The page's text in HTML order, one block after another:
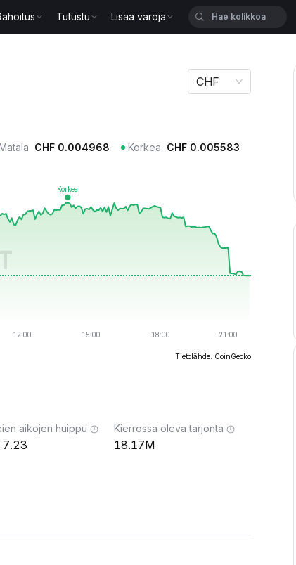
Tutustu Lisää varoja
CHF
CHF 0.004968 Korkea CHF 0.005583
Tietolähde: CoinGecko
aikojen huippu
7.23
Kierrossa oleva tarjonta
18.17M